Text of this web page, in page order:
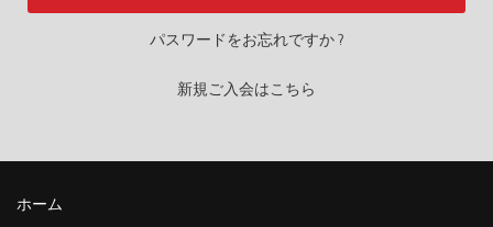
パスワードをお忘れですか ?
新規ご入会はこちら
ホーム